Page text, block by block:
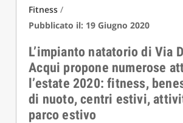
Fitness /
Pubblicato il: 19 Giugno 2020
L’impianto natatorio di Via
Acqui propone numerose
l’estate 2020: fitness,
di nuoto, centri estivi,
parco estivo